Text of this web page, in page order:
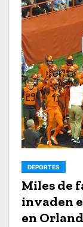
DEPORTES
Miles de
invaden
en